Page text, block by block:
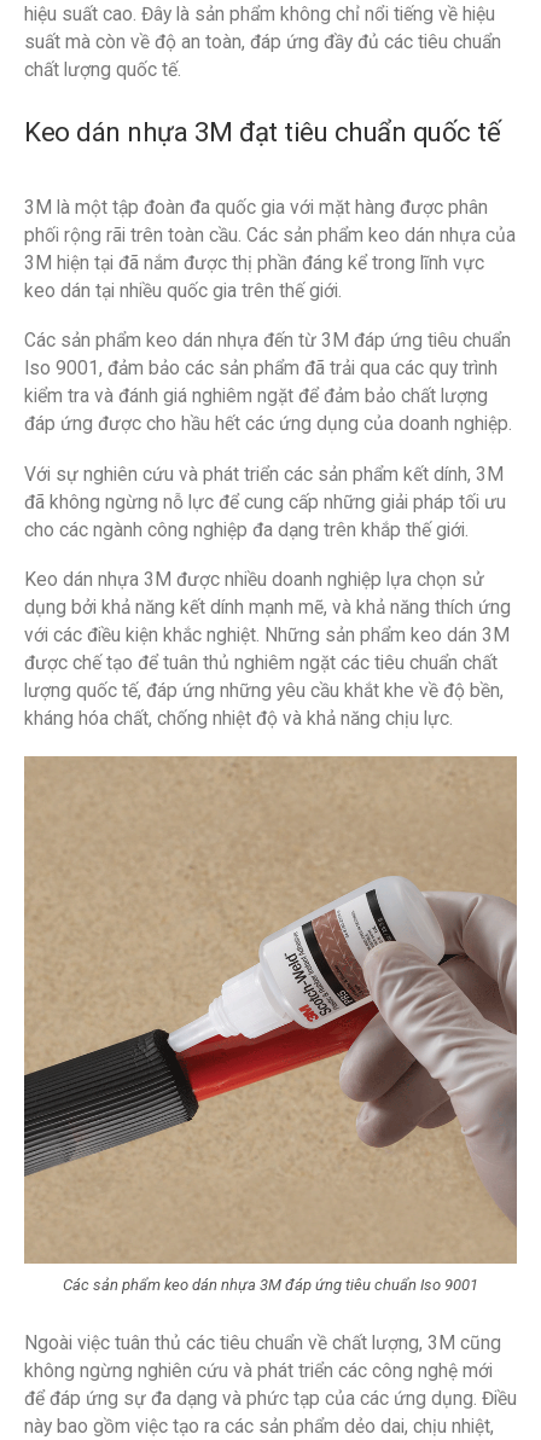
hiệu suất cao. Đây là sản phẩm không chỉ nổi tiếng về hiệu
suất mà còn về độ an toàn, đáp ứng đầy đủ các tiêu chuẩn
chất lượng quốc tế.
Keo dán nhựa 3M đạt tiêu chuẩn quốc tế
3M là một tập đoàn đa quốc gia với mặt hàng được phân
phối rộng rãi trên toàn cầu. Các sản phẩm keo dán nhựa của
3M hiện tại đã nắm được thị phần đáng kể trong lĩnh vực
keo dán tại nhiều quốc gia trên thế giới.
Các sản phẩm keo dán nhựa đến từ 3M đáp ứng tiêu chuẩn
Iso 9001, đảm bảo các sản phẩm đã trải qua các quy trình
kiểm tra và đánh giá nghiêm ngặt để đảm bảo chất lượng
đáp ứng được cho hầu hết các ứng dụng của doanh nghiệp.
Với sự nghiên cứu và phát triển các sản phẩm kết dính, 3M
đã không ngừng nỗ lực để cung cấp những giải pháp tối ưu
cho các ngành công nghiệp đa dạng trên khắp thế giới.
Keo dán nhựa 3M được nhiều doanh nghiệp lựa chọn sử
dụng bởi khả năng kết dính mạnh mẽ, và khả năng thích ứng
với các điều kiện khắc nghiệt. Những sản phẩm keo dán 3M
được chế tạo để tuân thủ nghiêm ngặt các tiêu chuẩn chất
lượng quốc tế, đáp ứng những yêu cầu khắt khe về độ bền,
kháng hóa chất, chống nhiệt độ và khả năng chịu lực.
Các sản phẩm keo dán nhựa 3M đáp ứng tiêu chuẩn Iso 9001
Ngoài việc tuân thủ các tiêu chuẩn về chất lượng, 3M cũng
không ngừng nghiên cứu và phát triển các công nghệ mới
để đáp ứng sự đa dạng và phức tạp của các ứng dụng. Điều
này bao gồm việc tạo ra các sản phẩm dẻo dai, chịu nhiệt,